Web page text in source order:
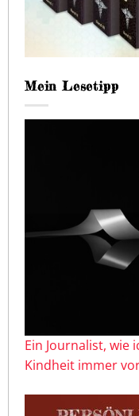
Mein Lesetipp
Ein Journalist, wie
Kindheit immer